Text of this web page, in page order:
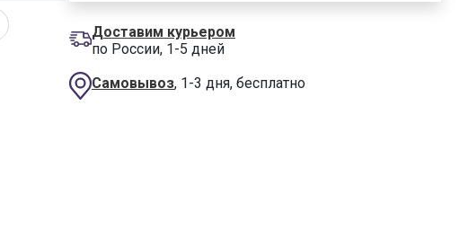
Доставим курьером
по России, 1-5 дней
Самовывоз, 1-3 дня, бесплатно